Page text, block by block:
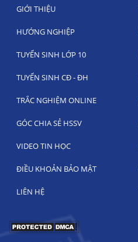
GIỚI THIỆU
HƯỚNG NGHIỆP
TUYỂN SINH LỚP 10
TUYỂN SINH CĐ - ĐH
TRẮC NGHIỆM ONLINE
GÓC CHIA SẺ HSSV
VIDEO TIN HỌC
ĐIỀU KHOẢN BẢO MẬT
LIÊN HỆ